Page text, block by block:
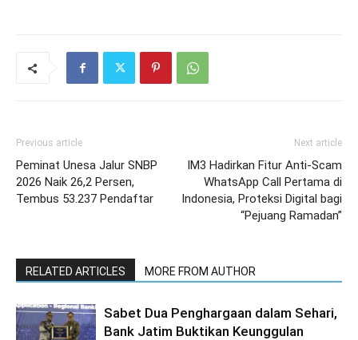
Previous article
Peminat Unesa Jalur SNBP
2026 Naik 26,2 Persen,
Tembus 53.237 Pendaftar
Next article
IM3 Hadirkan Fitur Anti-Scam
WhatsApp Call Pertama di
Indonesia, Proteksi Digital bagi
“Pejuang Ramadan”
RELATED ARTICLES MORE FROM AUTHOR
Sabet Dua Penghargaan dalam Sehari,
Bank Jatim Buktikan Keunggulan